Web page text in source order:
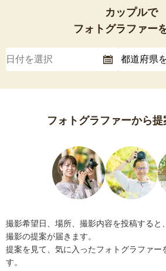
カップルで
フォトグラファー
フォトグラファーから提
撮影希望日、場所、撮影内容を投稿すると
撮影の提案が届きます。
提案を見て、気に入ったフォトグラファー
す。